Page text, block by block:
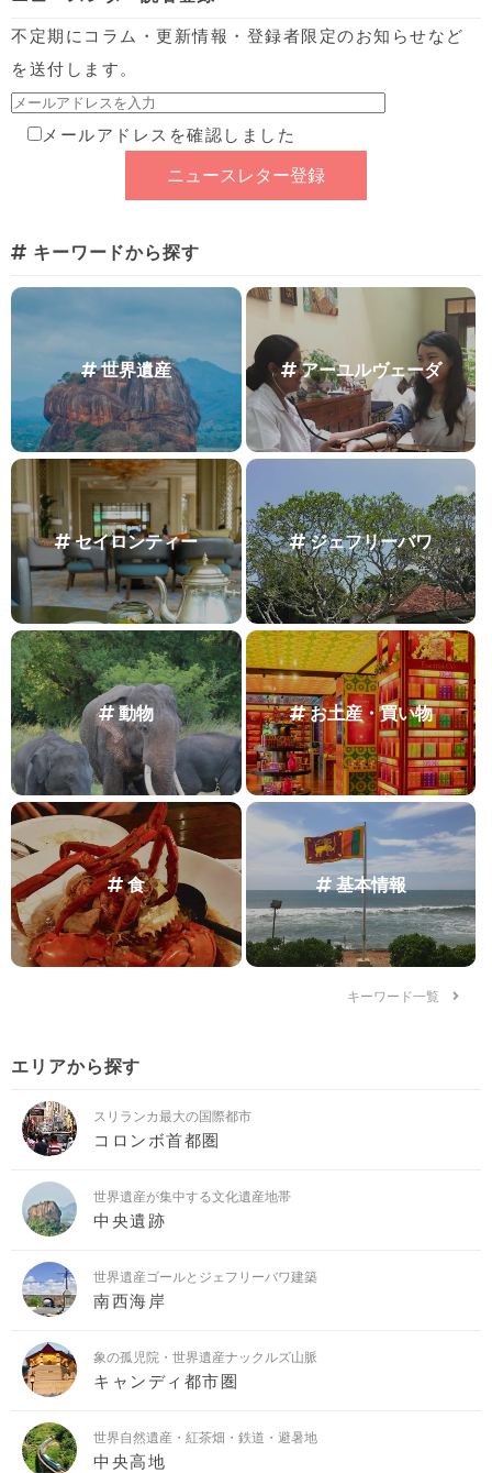
不定期にコラム・更新情報・登録者限定のお知らせなど
を送付します。
メールアドレスを確認しました
キーワードから探す
世界遺産 アーユルヴェーダ
セイロンティー ジェフリーバワ
動物 お土産・買い物
食 基本情報
キーワード一覧
エリアから探す
スリランカ最大の国際都市
コロンボ首都圏
世界遺産が集中する文化遺産地帯
中央遺跡
世界遺産ゴールとジェフリーバワ建築
南西海岸
象の孤児院・世界遺産ナックルズ山脈
キャンディ都市圏
世界自然遺産・紅茶畑・鉄道・避暑地
中央高地